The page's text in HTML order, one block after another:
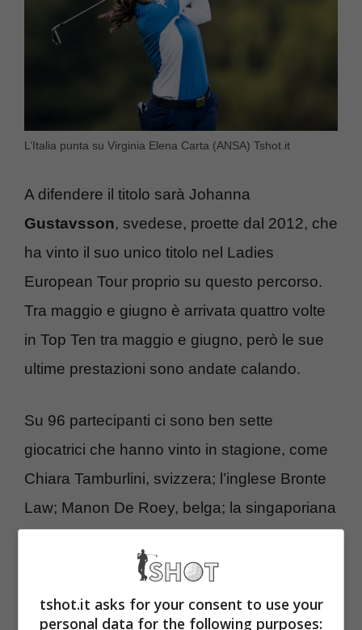
L’Italia punta su Virginia Elena Carta (ANSA) Tshot.it
A difendere il titolo sarà Johanna
Gustavsson, svedese, proette dal 2012, che
ha vinto il suo unico titolo nel Ladies
European Tour proprio su questo percorso.
Tra maggio e giugno è arrivata quattro volte
in Top Ten tra maggio e giugno, però le sue
ultime prestazioni sono andate calando.
Su 96 partecipanti ci sono ben sette
giocatrici che hanno vinto in stagione, come
Chiara Tamburlini, svizzera; l’inglese Bronte
Law; Manon De Roey, belga; la singaporiana
due inglesi ovvero Annabel Dimmock e Amy
Taylor – che ha vinto il Ladies Italian Open –
e la tedesca Helen Briem. Quest’ultima è
tshot.it asks for your consent to use your
personal data for the following purposes: